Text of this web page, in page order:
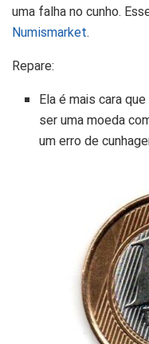
uma falha no cunho.
Numismarket.
Repare:
Ela é mais cara
ser uma moeda
um erro de